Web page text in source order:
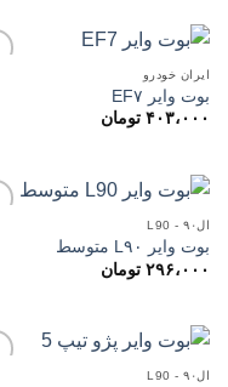
ایران خودرو
بوت وایر EF۷
۴۰۳،۰۰۰ تومان
ال۹۰ - L90
بوت وایر L۹۰ متوسط
۲۹۶،۰۰۰ تومان
ال۹۰ - L90